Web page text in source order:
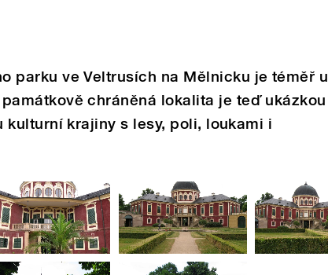
parku ve Veltrusích na Mělnicku je téměř u
chráněná lokalita je teď ukázkou
kulturní krajiny s lesy, poli, loukami i